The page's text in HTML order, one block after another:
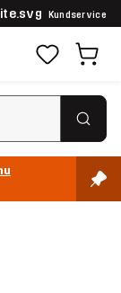
Kundservice